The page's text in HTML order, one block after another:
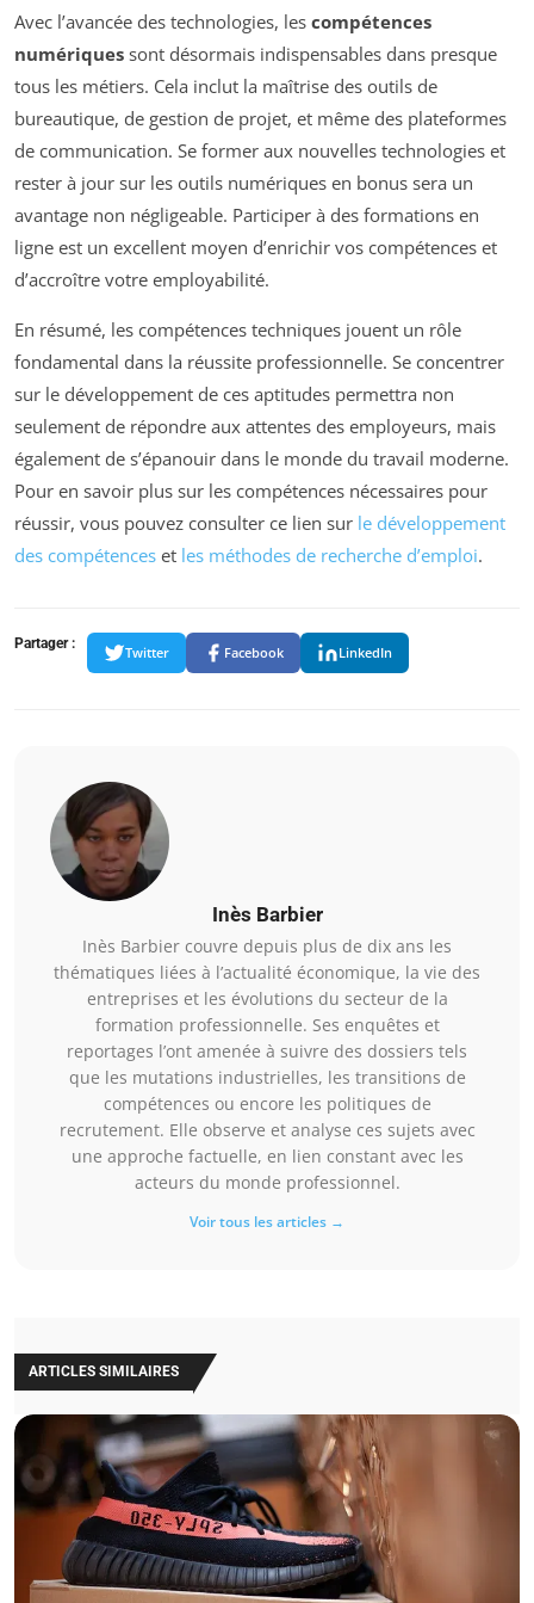
Avec l’avancée des technologies, les compétences
numériques sont désormais indispensables dans presque
tous les métiers. Cela inclut la maîtrise des outils de
bureautique, de gestion de projet, et même des plateformes
de communication. Se former aux nouvelles technologies et
rester à jour sur les outils numériques en bonus sera un
avantage non négligeable. Participer à des formations en
ligne est un excellent moyen d’enrichir vos compétences et
d’accroître votre employabilité.
En résumé, les compétences techniques jouent un rôle
fondamental dans la réussite professionnelle. Se concentrer
sur le développement de ces aptitudes permettra non
seulement de répondre aux attentes des employeurs, mais
également de s’épanouir dans le monde du travail moderne.
Pour en savoir plus sur les compétences nécessaires pour
réussir, vous pouvez consulter ce lien sur le développement
des compétences et les méthodes de recherche d’emploi.
Partager :
Twitter Facebook LinkedIn
Inès Barbier
Inès Barbier couvre depuis plus de dix ans les
thématiques liées à l’actualité économique, la vie des
entreprises et les évolutions du secteur de la
formation professionnelle. Ses enquêtes et
reportages l’ont amenée à suivre des dossiers tels
que les mutations industrielles, les transitions de
compétences ou encore les politiques de
recrutement. Elle observe et analyse ces sujets avec
une approche factuelle, en lien constant avec les
acteurs du monde professionnel.
Voir tous les articles →
ARTICLES SIMILAIRES